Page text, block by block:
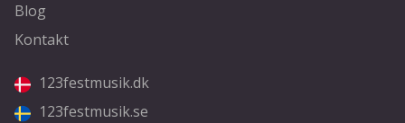
Blog
Kontakt
123festmusik.dk
123festmusik.se